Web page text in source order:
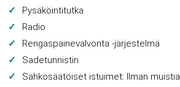
Pysäköintitutka
Radio
Rengaspainevalvonta -järjestelmä
Sadetunnistin
Sähkösäätöiset istuimet: Ilman muistia